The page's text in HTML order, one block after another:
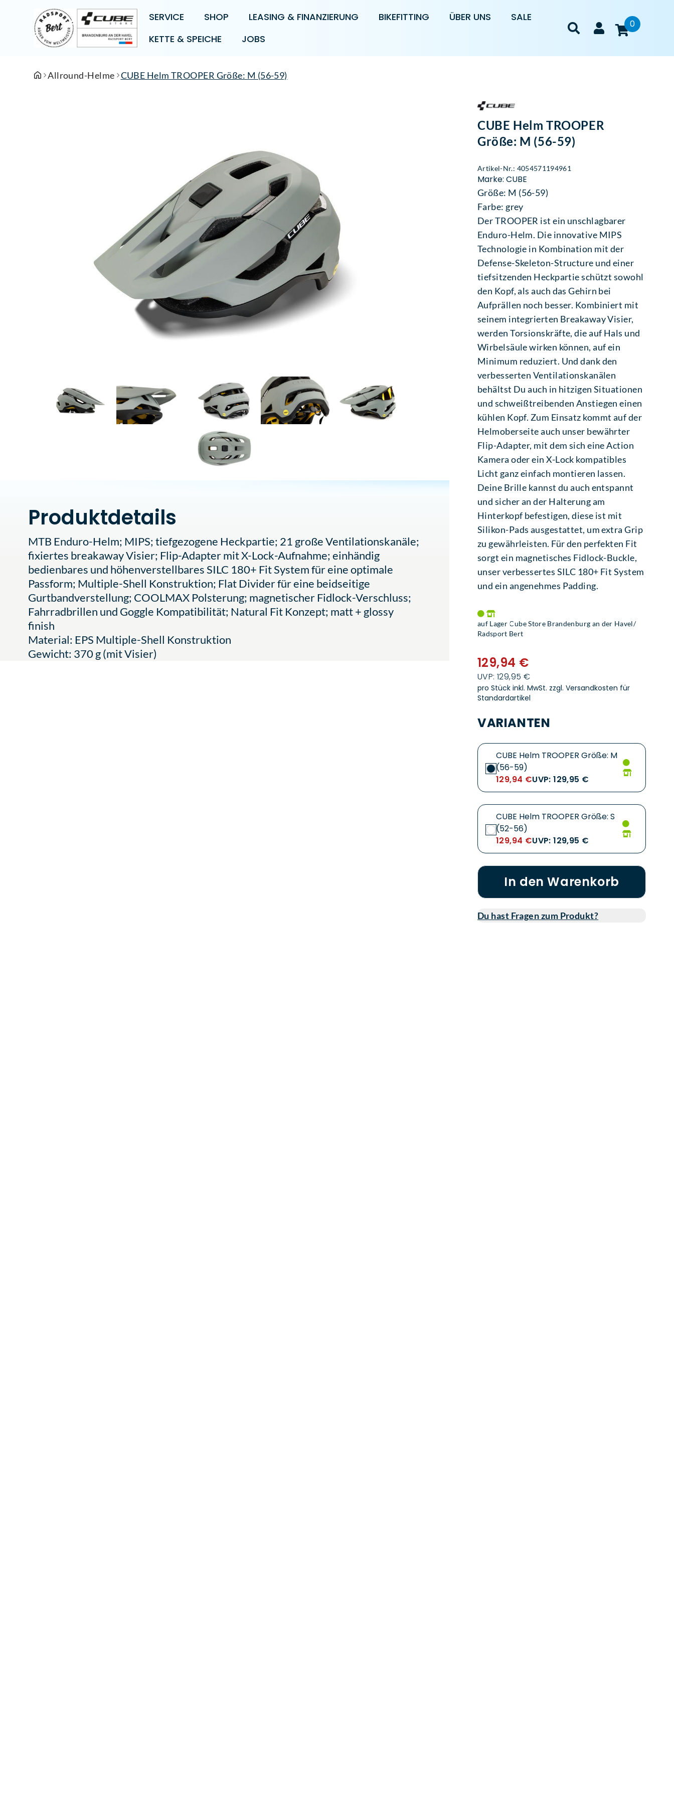
SERVICE SHOP LEASING & FINANZIERUNG BIKEFITTING ÜBER UNS
SALE
KETTE & SPEICHE
JOBS
0
Allround-Helme CUBE Helm TROOPER Größe: M (56-59)
Produktdetails
MTB Enduro-Helm; MIPS; tiefgezogene Heckpartie; 21 große Ventilationskanäle;
fixiertes breakaway Visier; Flip-Adapter mit X-Lock-Aufnahme; einhändig
bedienbares und höhenverstellbares SILC 180+ Fit System für eine optimale
Passform; Multiple-Shell Konstruktion; Flat Divider für eine beidseitige
Gurtbandverstellung; COOLMAX Polsterung; magnetischer Fidlock-Verschluss;
Fahrradbrillen und Goggle Kompatibilität; Natural Fit Konzept; matt + glossy
finish
Material: EPS Multiple-Shell Konstruktion
Gewicht: 370 g (mit Visier)
CUBE Helm TROOPER
Größe: M (56-59)
Artikel-Nr.: 4054571194961
Marke: CUBE
Größe: M (56-59)
Farbe: grey
Der TROOPER ist ein unschlagbarer
Enduro-Helm. Die innovative MIPS
Technologie in Kombination mit der
Defense-Skeleton-Structure und einer
tiefsitzenden Heckpartie schützt sowohl
den Kopf, als auch das Gehirn bei
Aufprällen noch besser. Kombiniert mit
seinem integrierten Breakaway Visier,
werden Torsionskräfte, die auf Hals und
Wirbelsäule wirken können, auf ein
Minimum reduziert. Und dank den
verbesserten Ventilationskanälen
behältst Du auch in hitzigen Situationen
und schweißtreibenden Anstiegen einen
kühlen Kopf. Zum Einsatz kommt auf der
Helmoberseite auch unser bewährter
Flip-Adapter, mit dem sich eine Action
Kamera oder ein X-Lock kompatibles
Licht ganz einfach montieren lassen.
Deine Brille kannst du auch entspannt
und sicher an der Halterung am
Hinterkopf befestigen, diese ist mit
Silikon-Pads ausgestattet, um extra Grip
zu gewährleisten. Für den perfekten Fit
sorgt ein magnetisches Fidlock-Buckle,
unser verbessertes SILC 180+ Fit System
und ein angenehmes Padding.
auf Lager Cube Store Brandenburg an der Havel/
Radsport Bert
129,94 €
UVP: 129,95 €
pro Stück inkl. MwSt. zzgl. Versandkosten für
Standardartikel
VARIANTEN
CUBE Helm TROOPER Größe: M
(56-59)
129,94 €UVP: 129,95 €
CUBE Helm TROOPER Größe: S
(52-56)
129,94 €UVP: 129,95 €
In den Warenkorb
Du hast Fragen zum Produkt?